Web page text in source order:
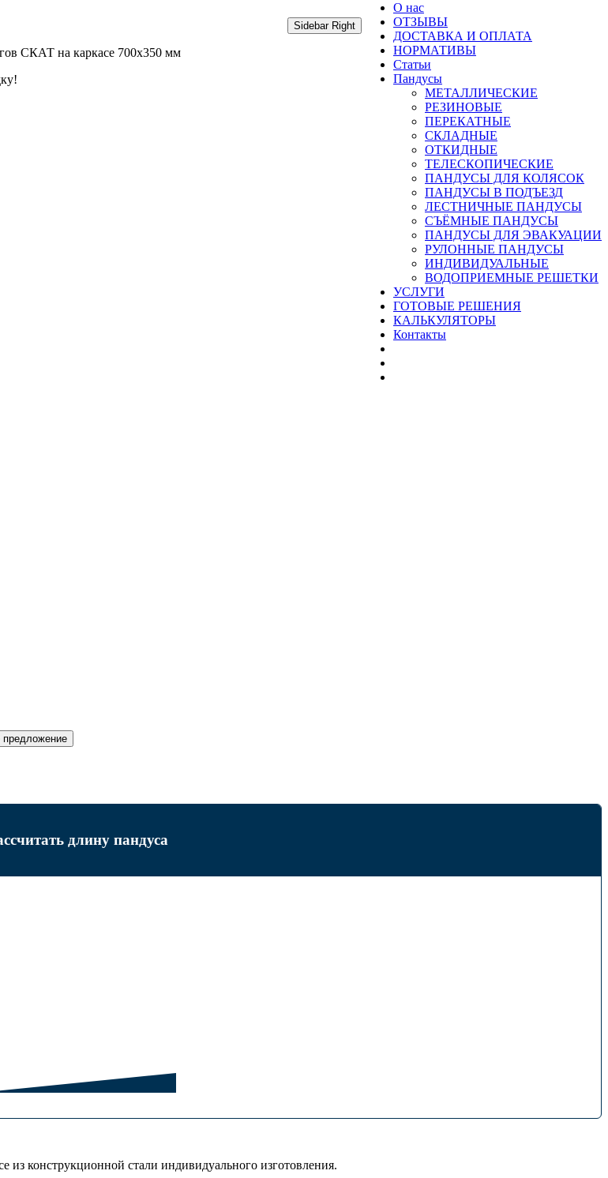
О нас
ОТЗЫВЫ
ДОСТАВКА И ОПЛАТА
НОРМАТИВЫ
Статьи
Пандусы
МЕТАЛЛИЧЕСКИЕ
РЕЗИНОВЫЕ
ПЕРЕКАТНЫЕ
СКЛАДНЫЕ
ОТКИДНЫЕ
ТЕЛЕСКОПИЧЕСКИЕ
ПАНДУСЫ ДЛЯ КОЛЯСОК
ПАНДУСЫ В ПОДЪЕЗД
ЛЕСТНИЧНЫЕ ПАНДУСЫ
CЪЁМНЫЕ ПАНДУСЫ
ПАНДУСЫ ДЛЯ ЭВАКУАЦИИ
РУЛОННЫЕ ПАНДУСЫ
ИНДИВИДУАЛЬНЫЕ
ВОДОПРИЕМНЫЕ РЕШЕТКИ
УСЛУГИ
ГОТОВЫЕ РЕШЕНИЯ
КАЛЬКУЛЯТОРЫ
Контакты
Sidebar Right
СКАТ на каркасе 700х350 мм
предложение
длину пандуса
конструкционной стали индивидуального изготовления.